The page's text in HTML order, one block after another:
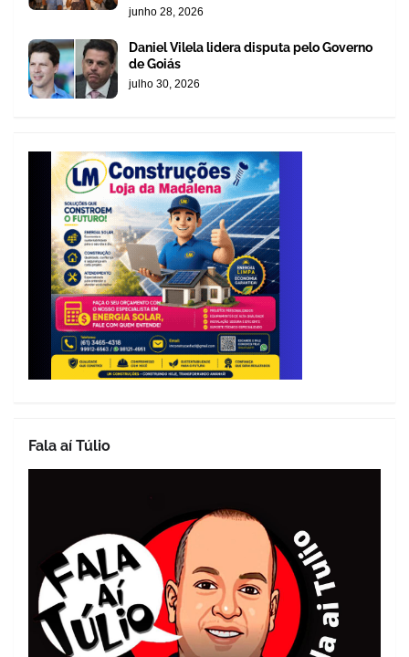
junho 28, 2026
Daniel Vilela lidera disputa pelo Governo
de Goiás
julho 30, 2026
Fala aí Túlio